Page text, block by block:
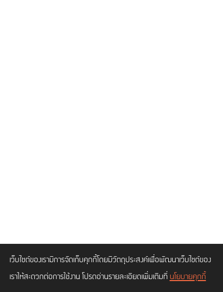
เว็บไซต์ของเรามีการจัดเก็บคุกกี้โดยมีวัตถุประสงค์เพื่อพัฒนาเว็บไซต์ของ
เราให้สะดวกต่อการใช้งาน โปรดอ่านรายละเอียดเพิ่มเติมที่ นโยบายคุกกี้